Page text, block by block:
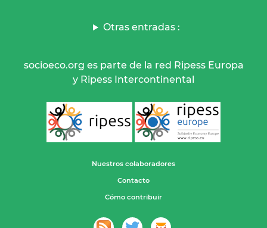
Otras entradas :
socioeco.org es parte de la red Ripess Europa
y Ripess Intercontinental
Nuestros colaboradores
Contacto
Cómo contribuir